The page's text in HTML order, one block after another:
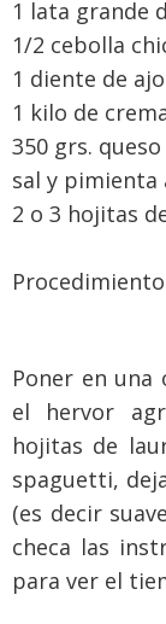
1 lata grande
1/2 cebolla
1 diente de
1 kilo de
350 grs.
sal y pimienta
2 o 3 hojitas
Poner en una
el hervor
hojitas de
spaguetti,
(es decir
checa las
para ver el